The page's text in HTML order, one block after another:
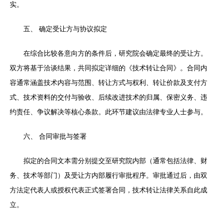
实。
五、 确定受让方与协议拟定
在综合比较各意向方的条件后，研究院会确定最终的受让方。
双方将基于洽谈结果，共同拟定详细的《技术转让合同》。合同内
容通常涵盖技术内容与范围、转让方式与权利、转让价款及支付方
式、技术资料的交付与验收、后续改进技术的归属、保密义务、违
约责任、争议解决等核心条款。此环节建议由法律专业人士参与。
六、 合同审批与签署
拟定的合同文本需分别提交至研究院内部（通常包括法律、财
务、技术等部门）及受让方内部履行审批程序。审批通过后，由双
方法定代表人或授权代表正式签署合同，技术转让法律关系自此成
立。